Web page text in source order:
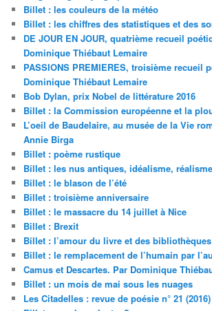
Billet : les couleurs de la météo
Billet : les chiffres des statistiques et des
DE JOUR EN JOUR, quatrième recueil
Dominique Thiébaut Lemaire
PASSIONS PREMIERES, troisième recueil
Dominique Thiébaut Lemaire
Bob Dylan, prix Nobel de littérature 2016
Billet : la Commission européenne et la
L’oeil de Baudelaire, au musée de la Vie
Annie Birga
Billet : poème rustique
Billet : les nus antiques, idéalisme,
Billet : le blason de l’été
Billet : troisième anniversaire
Billet : le massacre du 14 juillet à Nice
Billet : Brexit
Billet : l’amour du livre et des bibliothèques
Billet : le remplacement de l’humain par
Camus et Descartes. Par Dominique
Billet : un mois de mai sous les nuages
Les Citadelles : revue de poésie n° 21 (2016)